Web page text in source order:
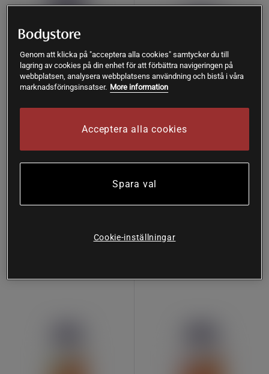
Matsmältningsenzym 60
271 kr Köp 249 kr Köp
Genom att klicka på "acceptera alla cookies" samtycker du till
lagring av cookies på din enhet för att förbättra navigeringen på
webbplatsen, analysera webbplatsens användning och bistå i våra
marknadsföringsinsatser. More information
Acceptera alla cookies
Spara val
Cookie-inställningar